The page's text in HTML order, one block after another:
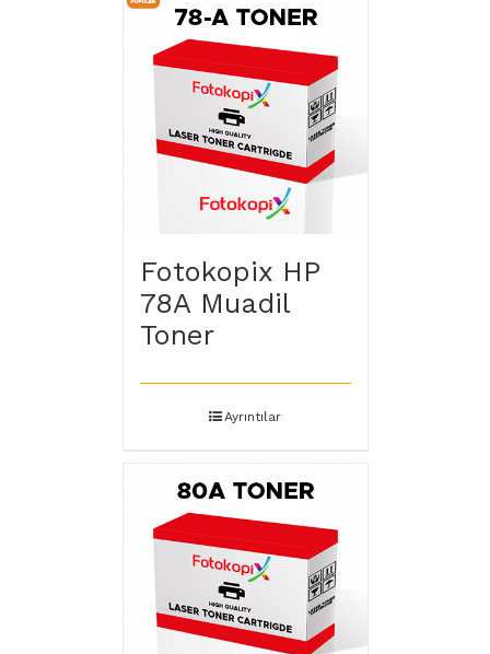
Fotokopix HP
78A Muadil
Toner
Ayrıntılar